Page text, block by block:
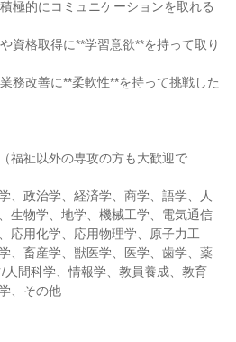
極的にコミュニケーションを取れる
資格取得に**学習意欲**を持って取り
務改善に**柔軟性**を持って挑戦した
福祉以外の専攻の方も大歓迎で
、政治学、経済学、商学、語学、人
生物学、地学、機械工学、電気通信
応用化学、応用物理学、原子力工
、畜産学、獣医学、医学、歯学、薬
間科学、情報学、教員養成、教育
、その他